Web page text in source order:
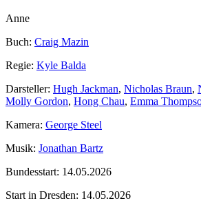
Anne
Buch: Craig Mazin
Regie: Kyle Balda
Darsteller: Hugh Jackman, Nicholas Braun,
Molly Gordon, Hong Chau, Emma
Kamera: George Steel
Musik: Jonathan Bartz
Bundesstart: 14.05.2026
Start in Dresden: 14.05.2026